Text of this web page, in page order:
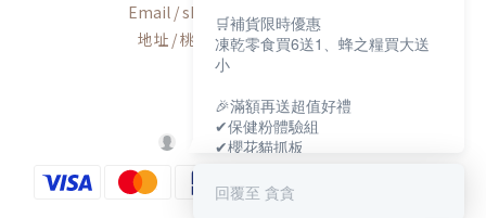
Email / shop@munchee.com.tw
地址 / 桃園市蘆竹區南工路56號
🛒補貨限時優惠
凍乾零食買6送1、蜂之糧買大送
小
🎉滿額再送超值好禮
✔保健粉體驗組
✔櫻花貓抓板
回覆至 貪貪